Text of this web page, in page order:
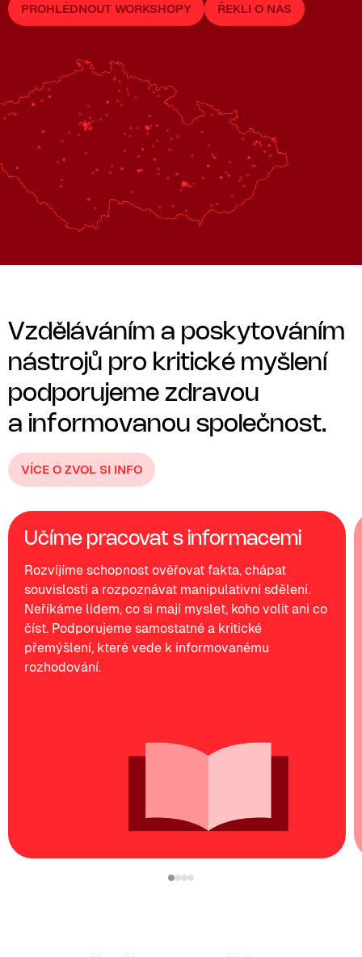
PROHLÉDNOUT WORKSHOPY ŘEKLI O NÁS
Vzděáváním a poskytováním
nástrojů pro kritické myšení
podporujeme zdravou
a informovanou spo ečnost.
VÍCE O ZVOL SI INFO
Učíme pracovat s informacemi
Rozvíjíme schopnost ověřovat fakta, chápat
souvislosti a rozpoznávat manipulativní sdělení.
Neříkáme lidem, co si mají myslet, koho volit ani co
číst. Podporujeme samostatné a kritické
přemýšlení, které vede k informovanému
rozhodování.